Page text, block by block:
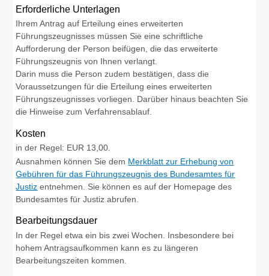
Erforderliche Unterlagen
Ihrem Antrag auf Erteilung eines erweiterten
Führungszeugnisses müssen Sie eine schriftliche
Aufforderung der Person beifügen, die das erweiterte
Führungszeugnis von Ihnen verlangt.
Darin muss die Person zudem bestätigen, dass die
Voraussetzungen für die Erteilung eines erweiterten
Führungszeugnisses vorliegen. Darüber hinaus beachten Sie
die Hinweise zum Verfahrensablauf.
Kosten
in der Regel: EUR 13,00.
Ausnahmen können Sie dem Merkblatt zur Erhebung von
Gebühren für das Führungszeugnis des Bundesamtes für
Justiz entnehmen. Sie können es auf der Homepage des
Bundesamtes für Justiz abrufen.
Bearbeitungsdauer
In der Regel etwa ein bis zwei Wochen. Insbesondere bei
hohem Antragsaufkommen kann es zu längeren
Bearbeitungszeiten kommen.